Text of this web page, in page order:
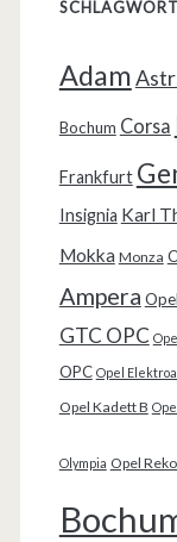
Adam
Bochum Corsa
Frankfurt
Insignia Karl
Mokka Monza
Ampera
GTC OPC
OPC Opel
Opel Kadett B
Olympia Opel